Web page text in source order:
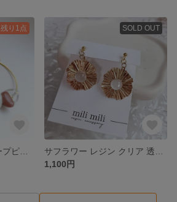
残り1点 SOLD OUT
1,100円